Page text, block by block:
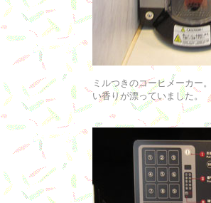
ミルつきのコーヒメーカー
い香りが漂っていました。